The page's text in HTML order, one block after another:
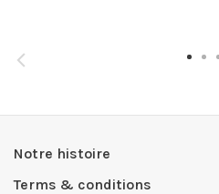
Notre histoire
Terms & conditions